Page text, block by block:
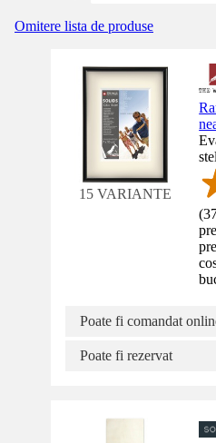
Omitere lista de produse
15 VARIANTE
(
Poate fi comandat
Poate fi rezervat